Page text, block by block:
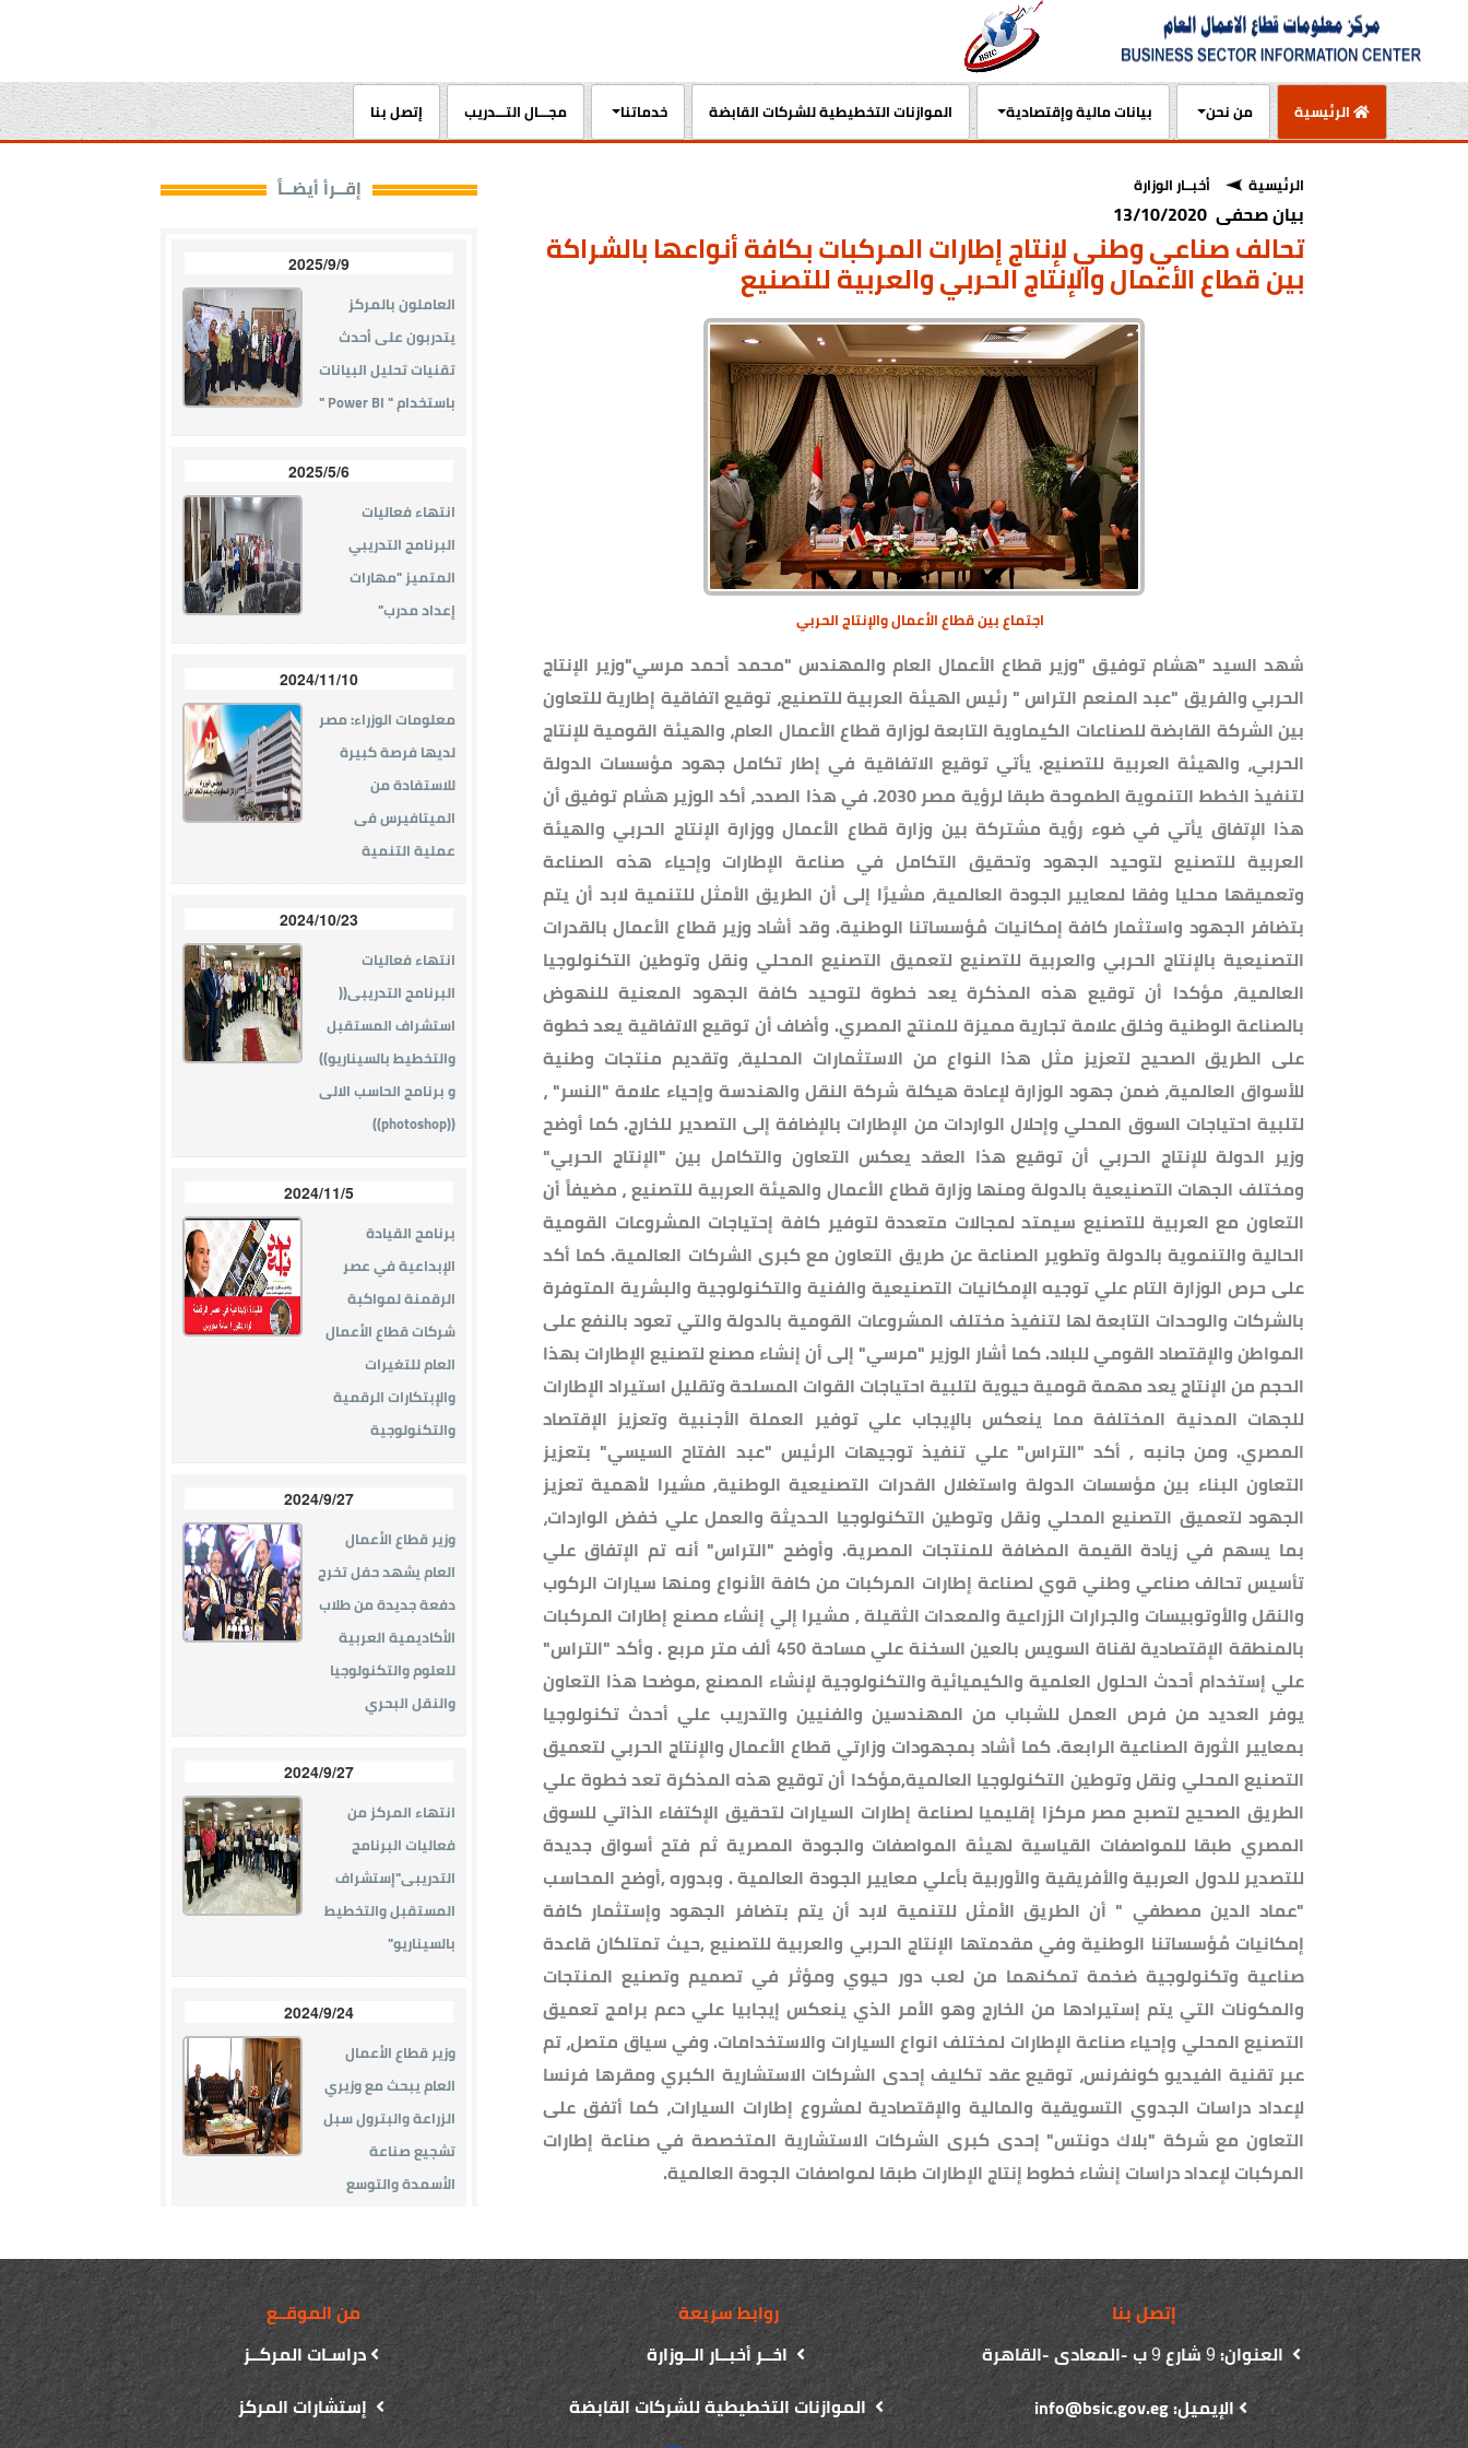
الرئيسية
(current) من نحن بيانات مالية وإقتصادية الموازنات التخطيطية للشركات القابضة خدماتنا مجـــال التـــدريب إتصل بنا
الرئيسية أخبــار الوزارة
بيان صحفى 13/10/2020
تحالف صناعي وطني لإنتاج إطارات المركبات بكافة أنواعها بالشراكة
بين قطاع الأعمال والإنتاج الحربي والعربية للتصنيع
اجتماع بين قطاع الأعمال والإنتاج الحربي
شهد السيد "هشام توفيق "وزير قطاع الأعمال العام والمهندس "محمد أحمد مرسي"وزير الإنتاج
الحربي والفريق "عبد المنعم التراس " رئيس الهيئة العربية للتصنيع، توقيع اتفاقية إطارية للتعاون
بين الشركة القابضة للصناعات الكيماوية التابعة لوزارة قطاع الأعمال العام، والهيئة القومية للإنتاج
الحربي، والهيئة العربية للتصنيع. يأتي توقيع الاتفاقية في إطار تكامل جهود مؤسسات الدولة
لتنفيذ الخطط التنموية الطموحة طبقا لرؤية مصر 2030. في هذا الصدد، أكد الوزير هشام توفيق أن
هذا الإتفاق يأتي في ضوء رؤية مشتركة بين وزارة قطاع الأعمال ووزارة الإنتاج الحربي والهيئة
العربية للتصنيع لتوحيد الجهود وتحقيق التكامل في صناعة الإطارات وإحياء هذه الصناعة
وتعميقها محليا وفقا لمعايير الجودة العالمية، مشيرًا إلى أن الطريق الأمثل للتنمية لابد أن يتم
بتضافر الجهود واستثمار كافة إمكانيات مُؤسساتنا الوطنية. وقد أشاد وزير قطاع الأعمال بالقدرات
التصنيعية بالإنتاج الحربي والعربية للتصنيع لتعميق التصنيع المحلي ونقل وتوطين التكنولوجيا
العالمية، مؤكدا أن توقيع هذه المذكرة يعد خطوة لتوحيد كافة الجهود المعنية للنهوض
بالصناعة الوطنية وخلق علامة تجارية مميزة للمنتج المصري. وأضاف أن توقيع الاتفاقية يعد خطوة
على الطريق الصحيح لتعزيز مثل هذا النواع من الاستثمارات المحلية، وتقديم منتجات وطنية
للأسواق العالمية، ضمن جهود الوزارة لإعادة هيكلة شركة النقل والهندسة وإحياء علامة "النسر" ،
لتلبية احتياجات السوق المحلي وإحلال الواردات من الإطارات بالإضافة إلى التصدير للخارج. كما أوضح
وزير الدولة للإنتاج الحربي أن توقيع هذا العقد يعكس التعاون والتكامل بين "الإنتاج الحربي"
ومختلف الجهات التصنيعية بالدولة ومنها وزارة قطاع الأعمال والهيئة العربية للتصنيع ، مضيفاً أن
التعاون مع العربية للتصنيع سيمتد لمجالات متعددة لتوفير كافة إحتياجات المشروعات القومية
الحالية والتنموية بالدولة وتطوير الصناعة عن طريق التعاون مع كبرى الشركات العالمية. كما أكد
على حرص الوزارة التام علي توجيه الإمكانيات التصنيعية والفنية والتكنولوجية والبشرية المتوفرة
بالشركات والوحدات التابعة لها لتنفيذ مختلف المشروعات القومية بالدولة والتي تعود بالنفع على
المواطن والإقتصاد القومي للبلاد. كما أشار الوزير "مرسي" إلى أن إنشاء مصنع لتصنيع الإطارات بهذا
الحجم من الإنتاج يعد مهمة قومية حيوية لتلبية احتياجات القوات المسلحة وتقليل استيراد الإطارات
للجهات المدنية المختلفة مما ينعكس بالإيجاب علي توفير العملة الأجنبية وتعزيز الإقتصاد
المصري. ومن جانبه , أكد "التراس" علي تنفيذ توجيهات الرئيس "عبد الفتاح السيسي" بتعزيز
التعاون البناء بين مؤسسات الدولة واستغلال القدرات التصنيعية الوطنية, مشيرا لأهمية تعزيز
الجهود لتعميق التصنيع المحلي ونقل وتوطين التكنولوجيا الحديثة والعمل علي خفض الواردات،
بما يسهم في زيادة القيمة المضافة للمنتجات المصرية. وأوضح "التراس" أنه تم الإتفاق علي
تأسيس تحالف صناعي وطني قوي لصناعة إطارات المركبات من كافة الأنواع ومنها سيارات الركوب
والنقل والأوتوبيسات والجرارات الزراعية والمعدات الثقيلة , مشيرا إلي إنشاء مصنع إطارات المركبات
بالمنطقة الإقتصادية لقناة السويس بالعين السخنة علي مساحة 450 ألف متر مربع . وأكد "التراس"
علي إستخدام أحدث الحلول العلمية والكيميائية والتكنولوجية لإنشاء المصنع ,موضحا هذا التعاون
يوفر العديد من فرص العمل للشباب من المهندسين والفنيين والتدريب علي أحدث تكنولوجيا
بمعايير الثورة الصناعية الرابعة. كما أشاد بمجهودات وزارتي قطاع الأعمال والإنتاج الحربي لتعميق
التصنيع المحلي ونقل وتوطين التكنولوجيا العالمية,مؤكدا أن توقيع هذه المذكرة تعد خطوة علي
الطريق الصحيح لتصبح مصر مركزا إقليميا لصناعة إطارات السيارات لتحقيق الإكتفاء الذاتي للسوق
المصري طبقا للمواصفات القياسية لهيئة المواصفات والجودة المصرية ثم فتح أسواق جديدة
للتصدير للدول العربية والأفريقية والأوربية بأعلي معايير الجودة العالمية . وبدوره ,أوضح المحاسب
"عماد الدين مصطفي " أن الطريق الأمثل للتنمية لابد أن يتم بتضافر الجهود وإستثمار كافة
إمكانيات مُؤسساتنا الوطنية وفي مقدمتها الإنتاج الحربي والعربية للتصنيع ,حيث تمتلكان قاعدة
صناعية وتكنولوجية ضخمة تمكنهما من لعب دور حيوي ومؤثر في تصميم وتصنيع المنتجات
والمكونات التي يتم إستيرادها من الخارج وهو الأمر الذي ينعكس إيجابيا علي دعم برامج تعميق
التصنيع المحلي وإحياء صناعة الإطارات لمختلف انواع السيارات والاستخدامات. وفي سياق متصل، تم
عبر تقنية الفيديو كونفرنس، توقيع عقد تكليف إحدى الشركات الاستشارية الكبري ومقرها فرنسا
لإعداد دراسات الجدوي التسويقية والمالية والإقتصادية لمشروع إطارات السيارات، كما أتفق على
التعاون مع شركة "بلاك دونتس" إحدى كبرى الشركات الاستشارية المتخصصة في صناعة إطارات
المركبات لإعداد دراسات إنشاء خطوط إنتاج الإطارات طبقا لمواصفات الجودة العالمية.
إتصل بنا
العنوان:9شارع9ب -المعادى -القاهرة
الإيميل: info@bsic.gov.eg
روابط سريعة
اخــر أخبــار الــوزارة
الموازنات التخطيطية للشركات القابضة
من الموقــع
دراسـات المركــز
إستشارات المركز